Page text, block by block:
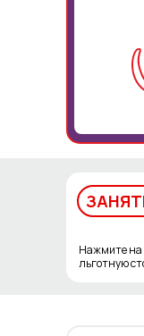
Нажмите на
льготную